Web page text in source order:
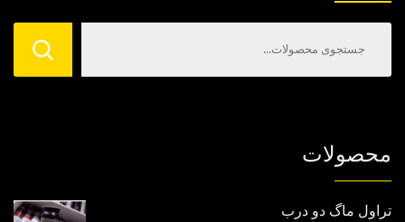
است
است
در
صفحه
محصولات
تراول ماگ دو درب